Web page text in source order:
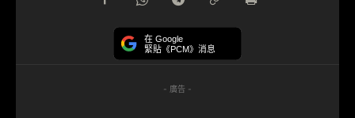
在 Google
緊貼《PCM》消息
- 廣告 -